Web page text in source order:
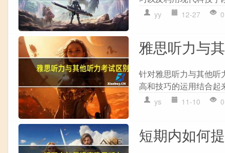
yy 12-27 0
雅思听力与
针对雅思听力与其他听
高和技巧的运用结合起
ys 11-10 0
短期内如何